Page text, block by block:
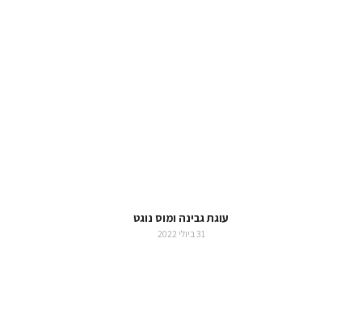
עוגת גבינה ומוס נוגט
31 ביולי 2022